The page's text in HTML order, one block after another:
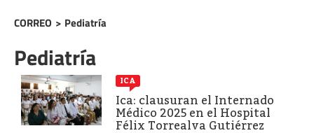
CORREO > Pediatría
Pediatría
ICA
Ica: clausuran el Internado
Médico 2025 en el Hospital
Félix Torrealva Gutiérrez